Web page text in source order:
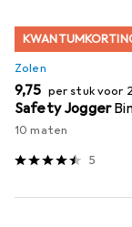
Zolen
EUR
9,75 per stuk voor
Safety Jogger
10 maten
5